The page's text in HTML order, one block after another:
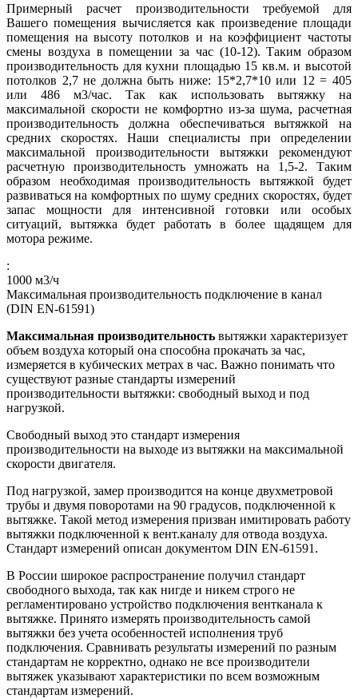
Примерный расчет производительности требуемой для
Вашего помещения вычисляется как произведение площади
помещения на высоту потолков и на коэффициент частоты
смены воздуха в помещении за час (10-12). Таким образом
производительность для кухни площадью 15 кв.м. и высотой
потолков 2,7 не должна быть ниже: 15*2,7*10 или 12 = 405
или 486 м3/час. Так как использовать вытяжку на
максимальной скорости не комфортно из-за шума, расчетная
производительность должна обеспечиваться вытяжкой на
средних скоростях. Наши специалисты при определении
максимальной производительности вытяжки рекомендуют
расчетную производительность умножать на 1,5-2. Таким
образом необходимая производительность вытяжкой будет
развиваться на комфортных по шуму средних скоростях, будет
запас мощности для интенсивной готовки или особых
ситуаций, вытяжка будет работать в более щадящем для
мотора режиме.
:
1000 м3/ч
Максимальная производительность подключение в канал
(DIN EN-61591)
Максимальная производительность вытяжки характеризует
объем воздуха который она способна прокачать за час,
измеряется в кубических метрах в час. Важно понимать что
существуют разные стандарты измерений
производительности вытяжки: свободный выход и под
нагрузкой.
Свободный выход это стандарт измерения
производительности на выходе из вытяжки на максимальной
скорости двигателя.
Под нагрузкой, замер производится на конце двухметровой
трубы и двумя поворотами на 90 градусов, подключенной к
вытяжке. Такой метод измерения призван имитировать работу
вытяжки подключенной к вент.каналу для отвода воздуха.
Стандарт измерений описан документом DIN EN-61591.
В России широкое распространение получил стандарт
свободного выхода, так как нигде и никем строго не
регламентировано устройство подключения вентканала к
вытяжке. Принято измерять производительность самой
вытяжки без учета особенностей исполнения труб
подключения. Сравнивать результаты измерений по разным
стандартам не корректно, однако не все производители
вытяжек указывают характеристики по всем возможным
стандартам измерений.